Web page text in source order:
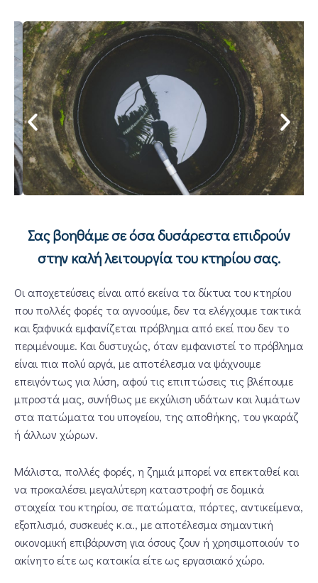
Σας βοηθάμε σε όσα δυσάρεστα επιδρούν
στην καλή λειτουργία του κτηρίου σας.
Οι αποχετεύσεις είναι από εκείνα τα δίκτυα του κτηρίου
που πολλές φορές τα αγνοούμε, δεν τα ελέγχουμε τακτικά
και ξαφνικά εμφανίζεται πρόβλημα από εκεί που δεν το
περιμένουμε. Και δυστυχώς, όταν εμφανιστεί το πρόβλημα
είναι πια πολύ αργά, με αποτέλεσμα να ψάχνουμε
επειγόντως για λύση, αφού τις επιπτώσεις τις βλέπουμε
μπροστά μας, συνήθως με εκχύλιση υδάτων και λυμάτων
στα πατώματα του υπογείου, της αποθήκης, του γκαράζ
ή άλλων χώρων.
Μάλιστα, πολλές φορές, η ζημιά μπορεί να επεκταθεί και
να προκαλέσει μεγαλύτερη καταστροφή σε δομικά
στοιχεία του κτηρίου, σε πατώματα, πόρτες, αντικείμενα,
εξοπλισμό, συσκευές κ.α., με αποτέλεσμα σημαντική
οικονομική επιβάρυνση για όσους ζουν ή χρησιμοποιούν το
ακίνητο είτε ως κατοικία είτε ως εργασιακό χώρο.